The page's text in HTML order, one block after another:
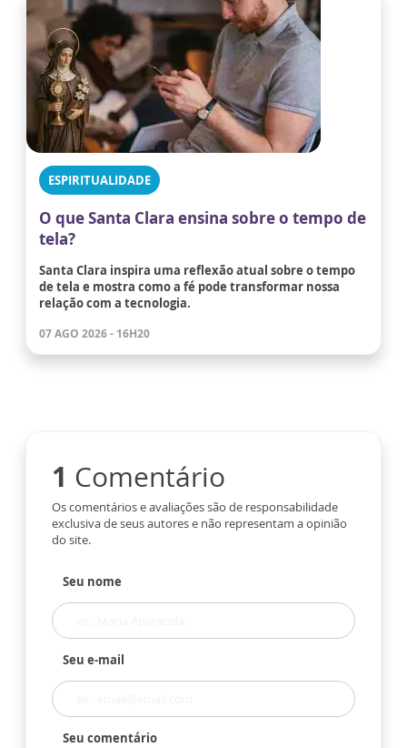
ESPIRITUALIDADE
O que Santa Clara ensina sobre o tempo de
tela?
Santa Clara inspira uma reflexão atual sobre o tempo
de tela e mostra como a fé pode transformar nossa
relação com a tecnologia.
07 AGO 2026 - 16H20
1 Comentário
Os comentários e avaliações são de responsabilidade
exclusiva de seus autores e não representam a opinião
do site.
Seu nome
Seu e-mail
Seu comentário